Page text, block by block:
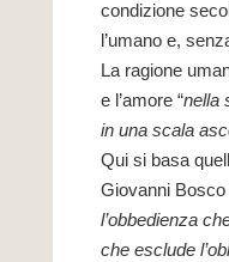
condizione
l’umano e,
La ragione
e l’amore “nella
in una scala
Qui si basa
Giovanni Bosco
l’obbedienza
che esclude